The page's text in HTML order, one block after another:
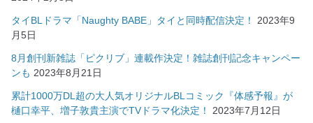
タイBLドラマ「Naughty BABE」タイと同時配信決定！
2023年9
月5日
8月創刊新雑誌「ピクリブ」連載作決定！雑誌創刊記念キャンペー
ンも 2023年8月21日
累計1000万DL超の大人気オリジナルBLコミック『体感予報』が
樋口幸平、増子敦貴主演でTVドラマ化決定！
2023年7月12日